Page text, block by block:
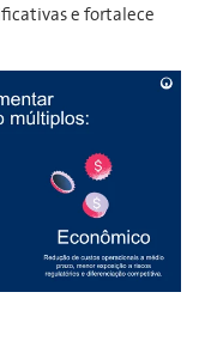
e fortalece